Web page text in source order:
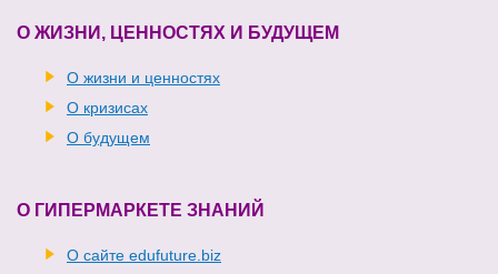
О ЖИЗНИ, ЦЕННОСТЯХ И БУДУЩЕМ
О жизни и ценностях
О кризисах
О будущем
О ГИПЕРМАРКЕТЕ ЗНАНИЙ
О сайте edufuture.biz